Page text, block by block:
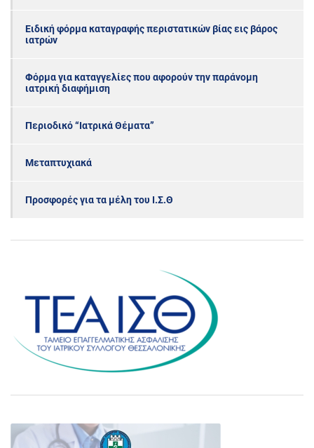
Ειδική φόρμα καταγραφής περιστατικών βίας εις βάρος
ιατρών
Φόρμα για καταγγελίες που αφορούν την παράνομη
ιατρική διαφήμιση
Περιοδικό “Ιατρικά Θέματα”
Μεταπτυχιακά
Προσφορές για τα μέλη του Ι.Σ.Θ